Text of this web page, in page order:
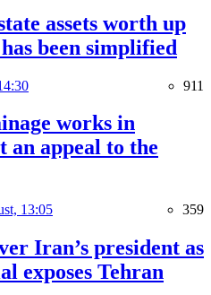
assets worth up
been simplified
911
works in
an appeal to the
13:05 359
Iran’s president as
exposes Tehran